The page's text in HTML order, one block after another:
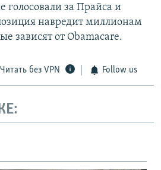
голосовали за Прайса и
навредит миллионам
зависят от Obamacare.
Читать без VPN Follow us